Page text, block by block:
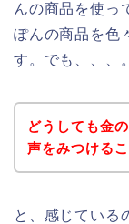
んの商品を使っ
ぽんの商品を色
す。でも、、、。
どうしても金
声をみつける
と、感じている